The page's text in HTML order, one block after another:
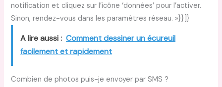
notification et cliquez sur l’icône ‘données’ pour l’activer.
Sinon, rendez-vous dans les paramètres réseau. »}}]}
A lire aussi : Comment dessiner un écureuil
facilement et rapidement
Combien de photos puis-je envoyer par SMS ?